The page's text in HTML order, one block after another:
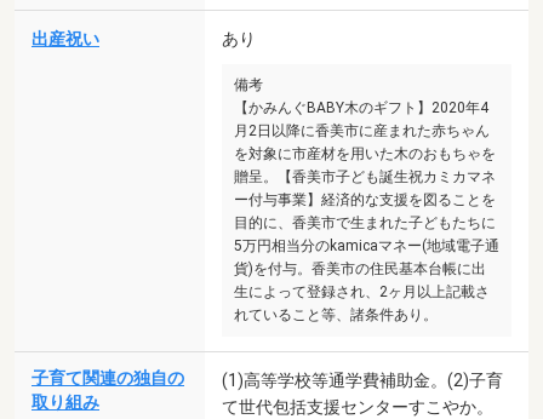
出産祝い あり
備考
【かみんぐBABY木のギフト】2020年4
月2日以降に香美市に産まれた赤ちゃん
を対象に市産材を用いた木のおもちゃを
贈呈。【香美市子ども誕生祝カミカマネ
ー付与事業】経済的な支援を図ることを
目的に、香美市で生まれた子どもたちに
5万円相当分のkamicaマネー(地域電子通
貨)を付与。香美市の住民基本台帳に出
生によって登録され、2ヶ月以上記載さ
れていること等、諸条件あり。
子育て関連の独自の
取り組み
(1)高等学校等通学費補助金。(2)子育
て世代包括支援センターすこやか。